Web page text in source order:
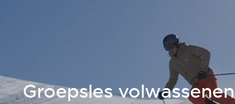
Groepsles volwassenen